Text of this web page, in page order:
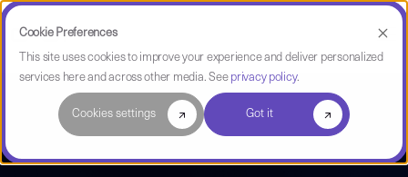
Cookie Preferences
This site uses cookies to improve your experience and deliver personalized
services here and across other media. See privacy policy.
Cookies settings Got it